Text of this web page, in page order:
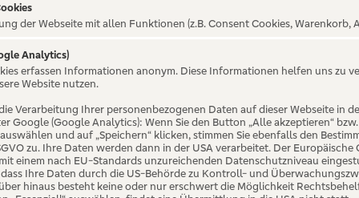
NICHT
der Webseite mit allen Funktionen (z.B. Consent Cookies, Warenkorb,
Analytics)
erfassen Informationen anonym. Diese Informationen helfen uns zu
Website nutzen.
Verarbeitung Ihrer personenbezogenen Daten auf dieser Webseite in
Google (Google Analytics): Wenn Sie den Button „Alle akzeptieren“
und auf „Speichern“ klicken, stimmen Sie ebenfalls den
zu. Ihre Daten werden dann in der USA verarbeitet. Der
einem nach EU-Standards unzureichenden Datenschutzniveau
Ihre Daten durch die US-Behörde zu Kontroll- und
hinaus besteht keine oder nur erschwert die Möglichkeit